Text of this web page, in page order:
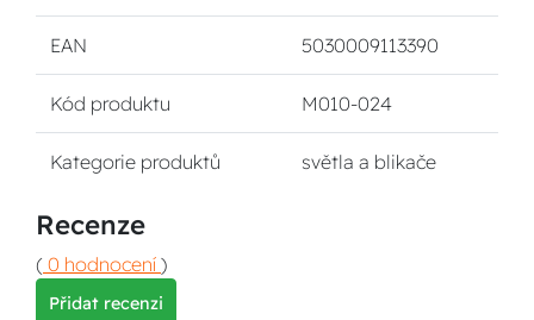
EAN 5030009113390
Kód produktu M010-024
Kategorie produktů světla a blikače
Recenze
( 0 hodnocení )
Přidat recenzi